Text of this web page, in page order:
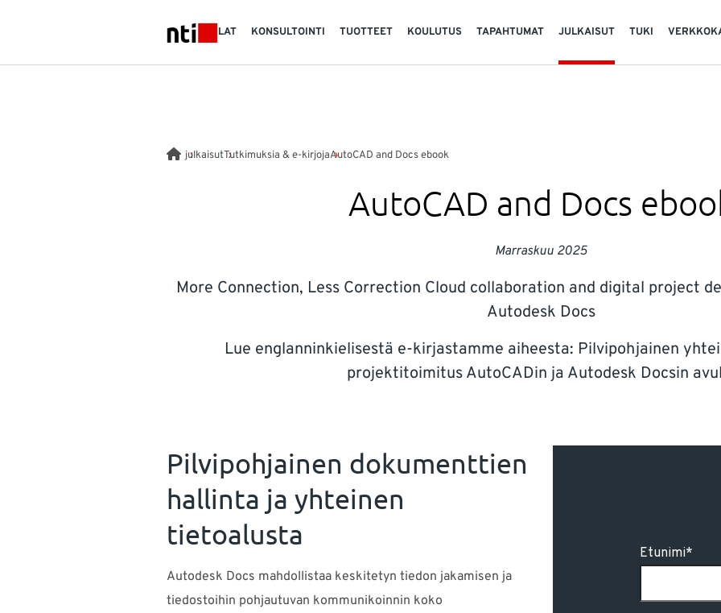
NTI logo
TOIMIALAT KONSULTOINTI TUOTTEET KOULUTUS TAPAHTUMAT JULKAISUT TUKI
julkaisutTutkimuksia & e-kirjojaAutoCAD and Docs ebook
AutoCAD and Docs
Marraskuu 2025
More Connection, Less Correction Cloud collaboration and digital project
Autodesk Docs
Lue englanninkielisestä e-kirjastamme aiheesta: Pilvipohjainen
projektitoimitus AutoCADin ja Autodesk Docsin
Pilvipohjainen dokumenttien
hallinta ja yhteinen
tietoalusta
Autodesk Docs mahdollistaa keskitetyn tiedon jakamisen ja
tiedostoihin pohjautuvan kommunikoinnin koko